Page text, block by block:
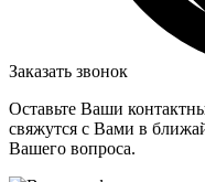
Заказать звонок
Оставьте Ваши
свяжутся с Вами в
Вашего вопроса.